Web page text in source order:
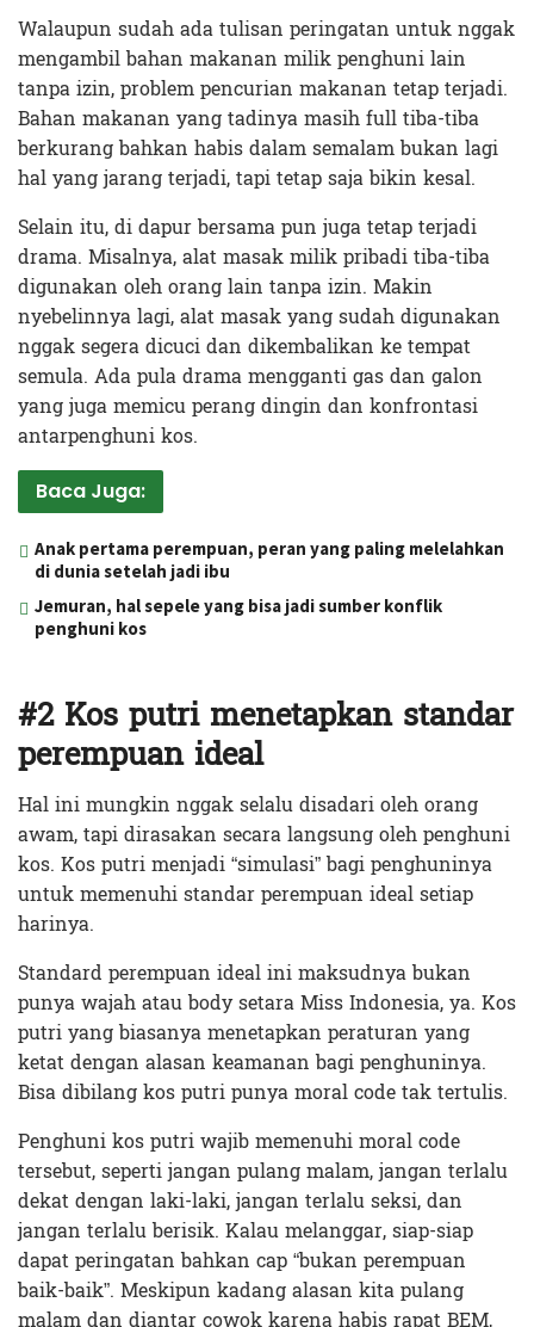
Walaupun sudah ada tulisan peringatan untuk nggak
mengambil bahan makanan milik penghuni lain
tanpa izin, problem pencurian makanan tetap terjadi.
Bahan makanan yang tadinya masih full tiba-tiba
berkurang bahkan habis dalam semalam bukan lagi
hal yang jarang terjadi, tapi tetap saja bikin kesal.
Selain itu, di dapur bersama pun juga tetap terjadi
drama. Misalnya, alat masak milik pribadi tiba-tiba
digunakan oleh orang lain tanpa izin. Makin
nyebelinnya lagi, alat masak yang sudah digunakan
nggak segera dicuci dan dikembalikan ke tempat
semula. Ada pula drama mengganti gas dan galon
yang juga memicu perang dingin dan konfrontasi
antarpenghuni kos.
Baca Juga:
Anak pertama perempuan, peran yang paling melelahkan
di dunia setelah jadi ibu
Jemuran, hal sepele yang bisa jadi sumber konflik
penghuni kos
#2 Kos putri menetapkan standar
perempuan ideal
Hal ini mungkin nggak selalu disadari oleh orang
awam, tapi dirasakan secara langsung oleh penghuni
kos. Kos putri menjadi “simulasi” bagi penghuninya
untuk memenuhi standar perempuan ideal setiap
harinya.
Standard perempuan ideal ini maksudnya bukan
punya wajah atau body setara Miss Indonesia, ya. Kos
putri yang biasanya menetapkan peraturan yang
ketat dengan alasan keamanan bagi penghuninya.
Bisa dibilang kos putri punya moral code tak tertulis.
Penghuni kos putri wajib memenuhi moral code
tersebut, seperti jangan pulang malam, jangan terlalu
dekat dengan laki-laki, jangan terlalu seksi, dan
jangan terlalu berisik. Kalau melanggar, siap-siap
dapat peringatan bahkan cap “bukan perempuan
baik-baik”. Meskipun kadang alasan kita pulang